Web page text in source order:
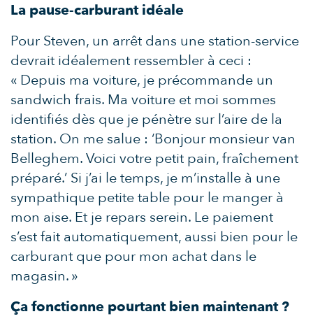
La pause-carburant idéale
Pour Steven, un arrêt dans une station-service
devrait idéalement ressembler à ceci :
« Depuis ma voiture, je précommande un
sandwich frais. Ma voiture et moi sommes
identifiés dès que je pénètre sur l’aire de la
station. On me salue : ‘Bonjour monsieur van
Belleghem. Voici votre petit pain, fraîchement
préparé.’ Si j’ai le temps, je m’installe à une
sympathique petite table pour le manger à
mon aise. Et je repars serein. Le paiement
s’est fait automatiquement, aussi bien pour le
carburant que pour mon achat dans le
magasin. »
Ça fonctionne pourtant bien maintenant ?